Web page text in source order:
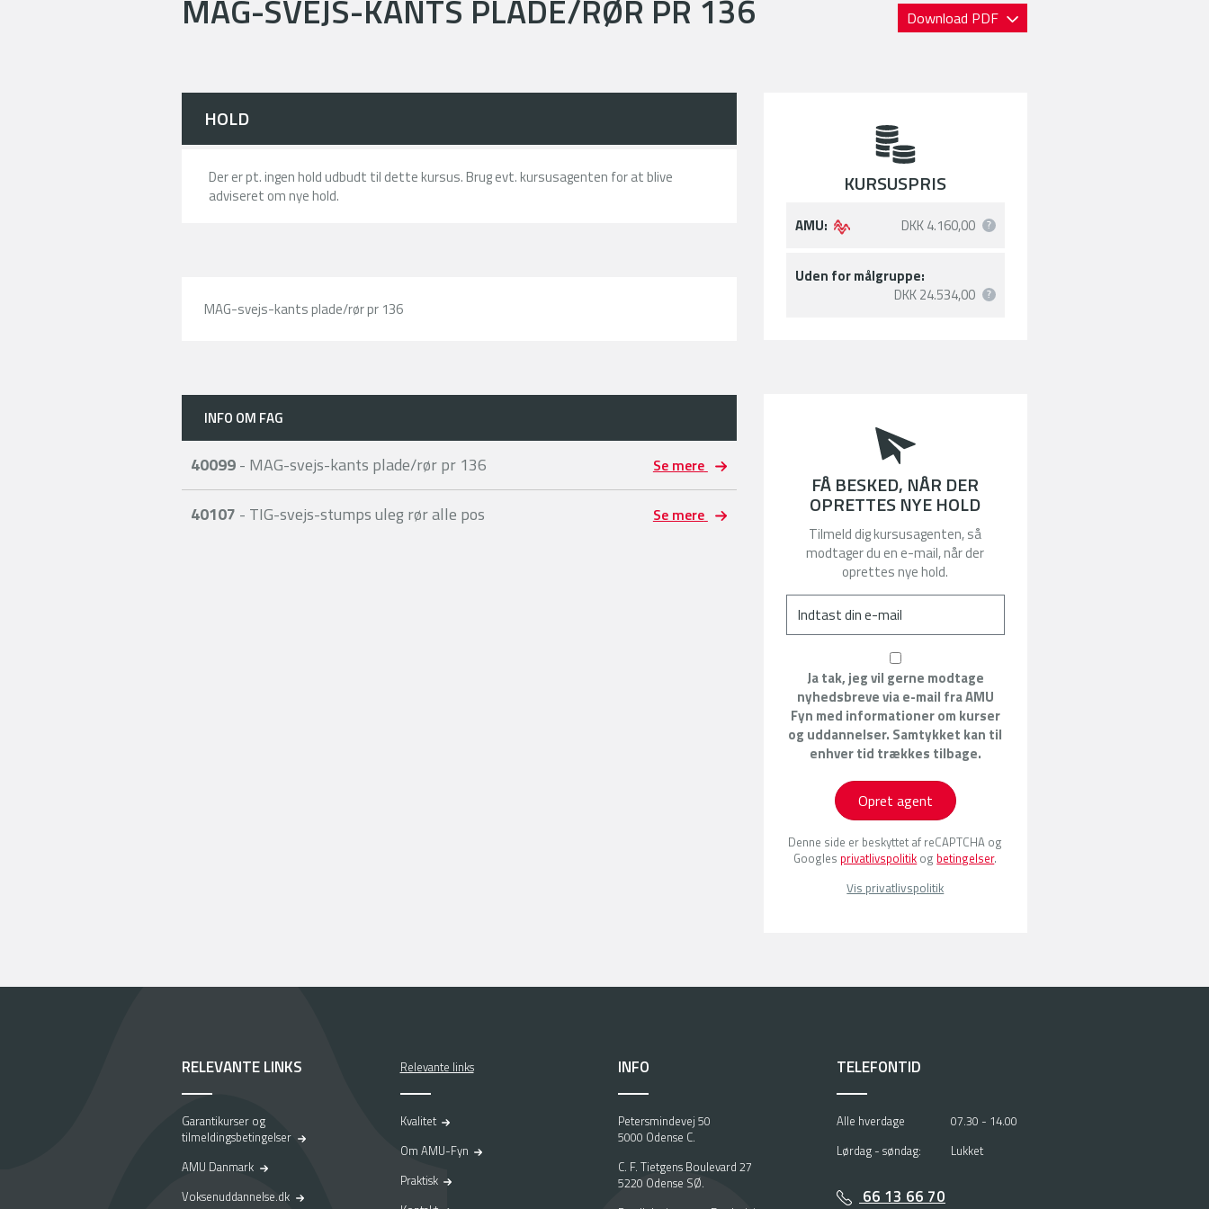
MAG-SVEJS-KANTS PLADE/RØR PR 136 Download PDF
HOLD
Der er pt. ingen hold udbudt til dette kursus. Brug evt. kursusagenten for at blive
adviseret om nye hold.
MAG-svejs-kants plade/rør pr 136
INFO OM FAG
40099- MAG-svejs-kants plade/rør pr 136 Se mere
40107 - TIG-svejs-stumps uleg rør alle pos Se mere
KURSUSPRIS
AMU: DKK 4.160,00
Uden for målgruppe:
DKK 24.534,00
FÅ BESKED, NÅR DER
OPRETTES NYE HOLD
Tilmeld dig kursusagenten, så
modtager du en e-mail, når der
oprettes nye hold.
Ja tak, jeg vil gerne modtage
nyhedsbreve via e-mail fra AMU
Fyn med informationer om kurser
og uddannelser. Samtykket kan til
enhver tid trækkes tilbage.
Opret agent
Denne side er beskyttet af reCAPTCHA og
Googles privatlivspolitik og betingelser.
Vis privatlivspolitik
RELEVANTE LINKS
Garantikurser og
tilmeldingsbetingelser
AMU Danmark
Voksenuddannelse.dk
Relevante links
Kvalitet
Om AMU-Fyn
Praktisk
INFO
Petersmindevej 50
5000 Odense C.
C. F. Tietgens Boulevard 27
5220 Odense SØ.
TELEFONTID
Alle hverdage
07.30 - 14.00
Lørdag - søndag:
Lukket
66 13 66 70